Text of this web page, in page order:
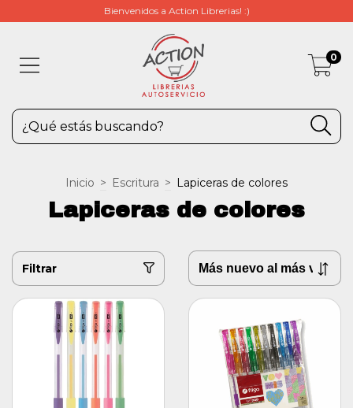
Bienvenidos a Action Librerias! :)
0
Inicio > Escritura > Lapiceras de colores
Lapiceras de colores
Filtrar